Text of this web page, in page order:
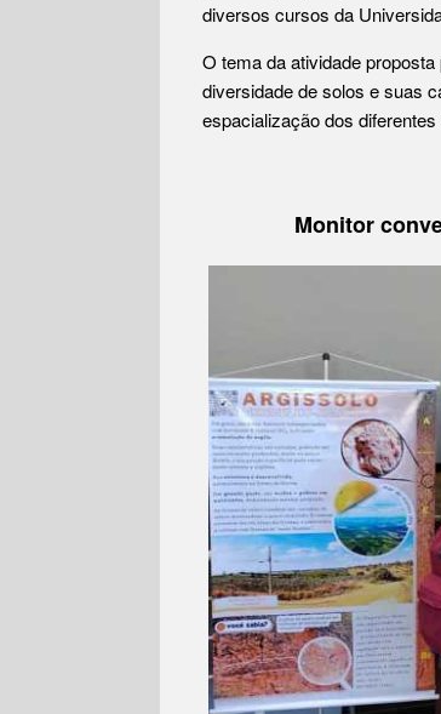
diversos cursos da
O tema da atividade
diversidade de solos e suas
espacialização dos
Monitor